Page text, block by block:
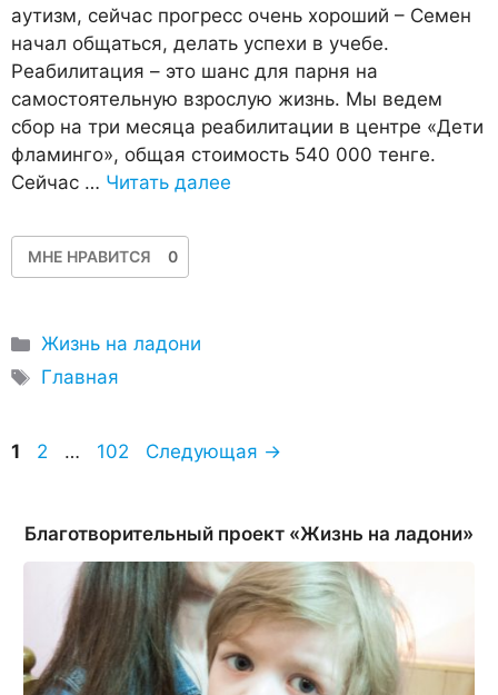
аутизм, сейчас прогресс очень хороший – Семен
начал общаться, делать успехи в учебе.
Реабилитация – это шанс для парня на
самостоятельную взрослую жизнь. Мы ведем
сбор на три месяца реабилитации в центре «Дети
фламинго», общая стоимость 540 000 тенге.
Сейчас … Читать далее
МНЕ НРАВИТСЯ 0
Рубрики
Жизнь на ладони
Метки
Главная
Страница
1 Страница
2 … Страница
102 Следующая →
Благотворительный проект «Жизнь на ладони»